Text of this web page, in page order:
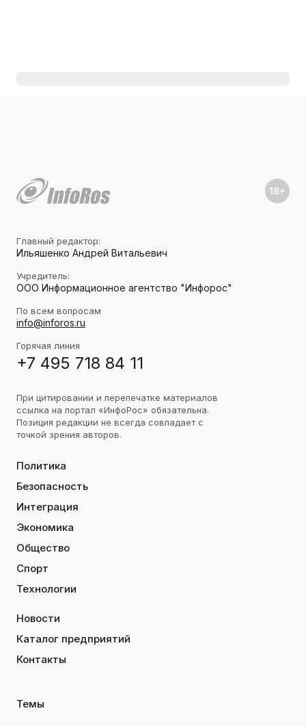
Главный редактор:
Ильяшенко Андрей Витальевич
Учредитель:
ООО Информационное агентство "Инфорос"
По всем вопросам
info@inforos.ru
Горячая линия
+7 495 718 84 11
При цитировании и перепечатке материалов
ссылка на портал «ИнфоРос» обязательна.
Позиция редакции не всегда совпадает с
точкой зрения авторов.
Политика
Безопасность
Интеграция
Экономика
Общество
Спорт
Технологии
Новости
Каталог предприятий
Контакты
Темы